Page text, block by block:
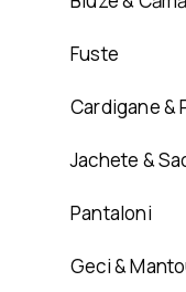
Fuste
Cardigane &
Jachete &
Pantaloni
Geci &